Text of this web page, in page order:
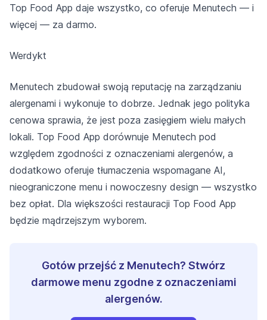
Top Food App daje wszystko, co oferuje Menutech — i
więcej — za darmo.
Werdykt
Menutech zbudował swoją reputację na zarządzaniu
alergenami i wykonuje to dobrze. Jednak jego polityka
cenowa sprawia, że jest poza zasięgiem wielu małych
lokali. Top Food App dorównuje Menutech pod
względem zgodności z oznaczeniami alergenów, a
dodatkowo oferuje tłumaczenia wspomagane AI,
nieograniczone menu i nowoczesny design — wszystko
bez opłat. Dla większości restauracji Top Food App
będzie mądrzejszym wyborem.
Gotów przejść z Menutech? Stwórz
darmowe menu zgodne z oznaczeniami
alergenów.